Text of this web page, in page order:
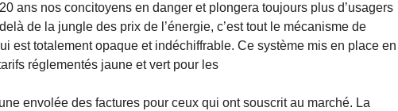
ans nos concitoyens en danger et plongera toujours plus d’usagers
de la jungle des prix de l’énergie, c’est tout le mécanisme de
est totalement opaque et indéchiffrable. Ce système mis en place en
réglementés jaune et vert pour les
envolée des factures pour ceux qui ont souscrit au marché. La